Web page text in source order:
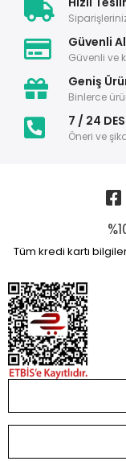
Güvenli
Güvenli ve
Geniş
Binlerce
7 / 24
Öneri ve
Tüm kredi kartı